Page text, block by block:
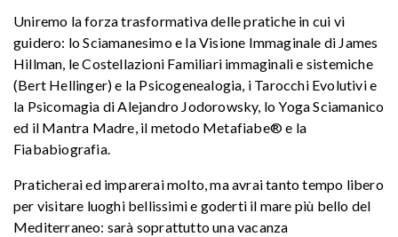
Uniremo la forza trasformativa delle pratiche in cui vi
guidero: lo Sciamanesimo e la Visione Immaginale di James
Hillman, le Costellazioni Familiari immaginali e sistemiche
(Bert Hellinger) e la Psicogenealogia, i Tarocchi Evolutivi e
la Psicomagia di Alejandro Jodorowsky, lo Yoga Sciamanico
ed il Mantra Madre, il metodo Metafiabe® e la
Fiababiografia.
Praticherai ed imparerai molto, ma avrai tanto tempo libero
per visitare luoghi bellissimi e goderti il mare più bello del
Mediterraneo: sarà soprattutto una vacanza